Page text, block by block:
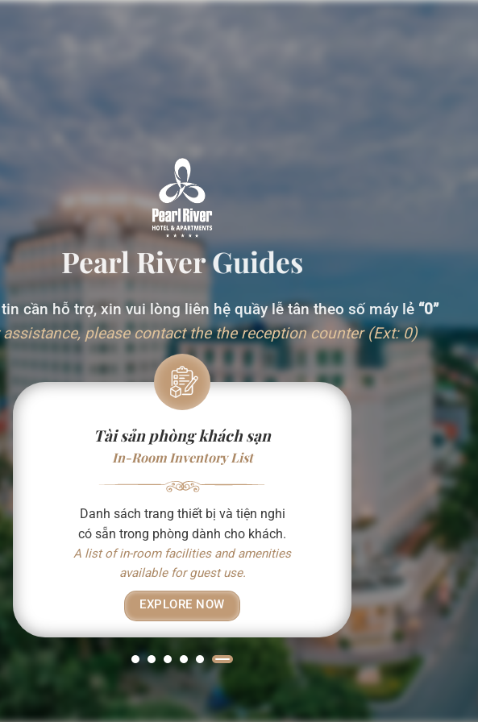
Pearl River Guides
cần hỗ trợ, xin vui lòng liên hệ quầy lễ tân theo số máy lẻ “0”
please contact the the reception counter (Ext: 0)
Tài sản phòng khách sạn
In-Room Inventory List
Danh sách trang thiết bị và tiện nghi
có sẵn trong phòng dành cho khách.
A list of in-room facilities and amenities
available for guest use.
EXPLORE NOW